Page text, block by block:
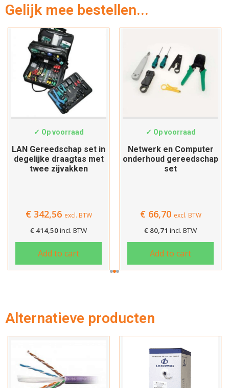
Gelijk mee bestellen...
19062046
✓ Op voorraad
LAN Gereedschap set in
degelijke draagtas met
twee zijvakken
€342,56 excl. BTW
€ 414,50incl. BTW
Add to cart
✓ Op voorraad
Netwerk en Computer
onderhoud gereedschap
set
€66,70 excl. BTW
€ 80,71 incl. BTW
Add to cart
Alternatieve producten
Hartelijk dank!
Dit product is succesvol toegevoegd
aan uw winkelwagen!